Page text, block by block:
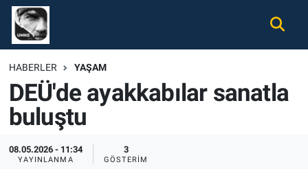
HABERLER YAŞAM
DEÜ'de ayakkabılar sanatla
buluştu
08.05.2026 - 11:34
YAYINLANMA
3
GÖSTERIM
Gündem
Ekonomi
Spor
Magazin
Nöbetçi Eczaneler
Hava Durumu
Namaz Vakitleri
Trafik Durumu